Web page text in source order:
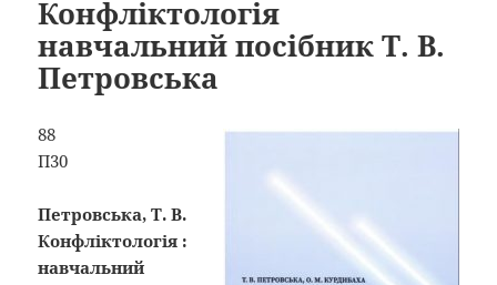
Конфліктологія
навчальний посібник Т. В.
Петровська
88
П30
Петровська, Т. В.
Конфліктологія :
навчальний